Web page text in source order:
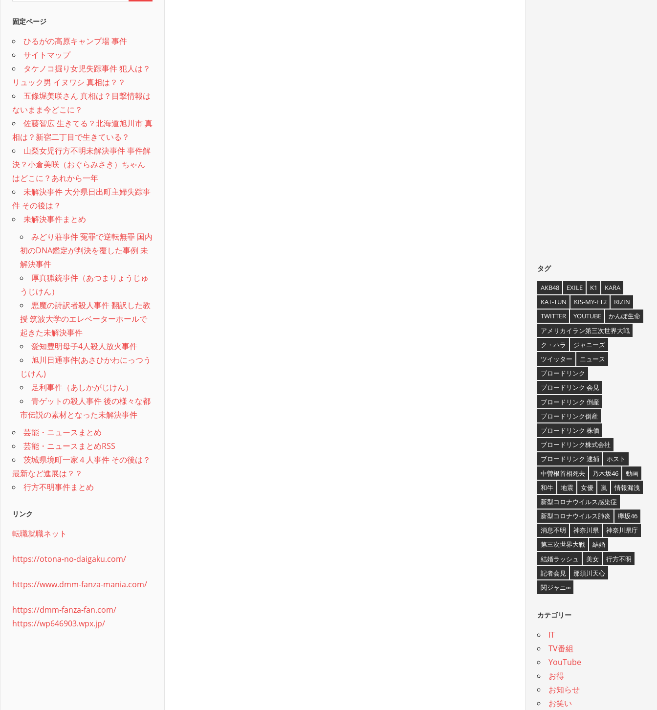
固定ページ
ひるがの高原キャンプ場 事件
サイトマップ
タケノコ掘り女児失踪事件 犯人は？
リュック男 イヌワシ 真相は？？
五條堀美咲さん 真相は？目撃情報は
ないまま今どこに？
佐藤智広 生きてる？北海道旭川市 真
相は？新宿二丁目で生きている？
山梨女児行方不明未解決事件 事件解
決？小倉美咲（おぐらみさき）ちゃん
はどこに？あれから一年
未解決事件 大分県日出町主婦失踪事
件 その後は？
未解決事件まとめ
みどり荘事件 冤罪で逆転無罪 国内
初のDNA鑑定が判決を覆した事例 未
解決事件
厚真猟銃事件（あつまりょうじゅ
うじけん）
悪魔の詩訳者殺人事件 翻訳した教
授 筑波大学のエレベーターホールで
起きた未解決事件
愛知豊明母子4人殺人放火事件
旭川日通事件(あさひかわにっつう
じけん)
足利事件（あしかがじけん）
青ゲットの殺人事件 後の様々な都
市伝説の素材となった未解決事件
芸能・ニュースまとめ
芸能・ニュースまとめRSS
茨城県境町一家４人事件 その後は？
最新など進展は？？
行方不明事件まとめ
リンク
転職就職ネット
https://otona-no-daigaku.com/
https://www.dmm-fanza-mania.com/
https://dmm-fanza-fan.com/
https://wp646903.wpx.jp/
タグ
AKB48 EXILE K1
KARA
KAT-TUN
KIS-MY-FT2
RIZIN
TWITTER
YOUTUBE
かんぽ生命
アメリカイラン第三次世界大戦
ク・ハラ
ジャニーズ
ツイッター
ニュース
ブロードリンク
ブロードリンク 会見
ブロードリンク 倒産
ブロードリンク倒産
ブロードリンク 株価
ブロードリンク株式会社
ブロードリンク 逮捕
ホスト
中曽根首相死去
乃木坂46
動画
和牛
地震 女優 嵐
情報漏洩
新型コロナウイルス感染症
新型コロナウイルス肺炎
欅坂46
消息不明
神奈川県
神奈川県庁
第三次世界大戦
結婚
結婚ラッシュ
美女
行方不明
記者会見
那須川天心
関ジャニ∞
カテゴリー
IT
TV番組
YouTube
お得
お知らせ
お笑い